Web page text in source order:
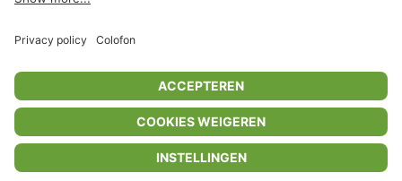
In winkelwagentje voor
limango.de limango.pl
** Alle prijsopgaven zijn inclusief belasting en exclusief verzendkosten
ᵃ Bij een minimale bestelwaarde van €15.
ᶜ Alle informatie & voorwaarden opwww.limango.nl/invite